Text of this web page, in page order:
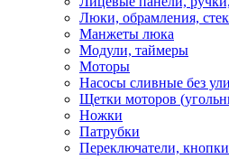
Люки, обрамления,
Манжеты люка
Модули, таймеры
Моторы
Насосы сливные без
Щетки моторов
Ножки
Патрубки
Переключатели, кнопки